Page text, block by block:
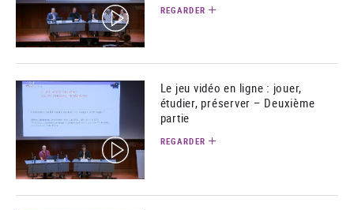
(video) REGARDER
(video)
Le jeu vidéo en ligne : jouer,
étudier, préserver – Deuxième
partie
REGARDER